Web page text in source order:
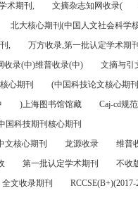
术期刊, 文摘杂志知网收录(
北大核心期刊(中国人文社会科学
,
万方收录,第一批认定学术期
收录(中)维普收录(中)
文摘与引
心期刊 (中国科技论文核心期
)上海图书馆馆藏 Caj-cd规
国科技期刊核心期刊
文核心期刊
龙源收录
维普
第一批认定学术期刊 不收
文收录期刊 RCCSE(B+)(2017-